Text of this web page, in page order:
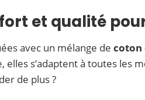
et qualité
avec un mélange de coton
elles s’adaptent à toutes les
de plus ?